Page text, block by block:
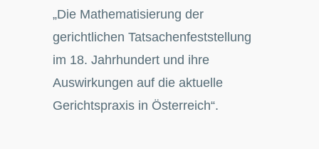
„Die Mathematisierung der
gerichtlichen Tatsachenfeststellung
im 18. Jahrhundert und ihre
Auswirkungen auf die aktuelle
Gerichtspraxis in Österreich“.